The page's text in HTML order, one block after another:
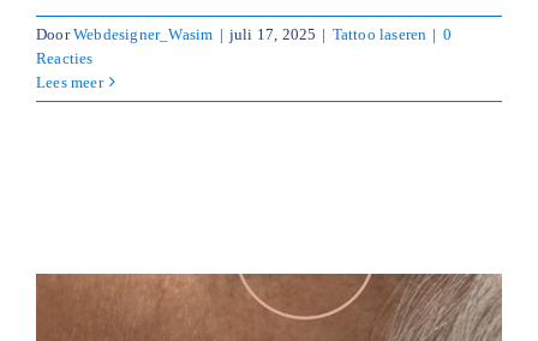
DoorWebdesigner_Wasim | juli 17, 2025 | Tattoo laseren | 0
Reacties
Lees meer